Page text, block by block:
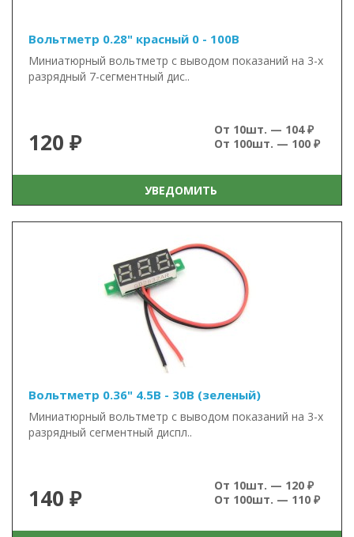
Вольтметр 0.28" красный 0 - 100В
Миниатюрный вольтметр с выводом показаний на 3-х
разрядный 7-сегментный дис..
120 ₽
От 10шт. — 104 ₽
От 100шт. — 100 ₽
УВЕДОМИТЬ
Вольтметр 0.36" 4.5В - 30В (зеленый)
Миниатюрный вольтметр с выводом показаний на 3-х
разрядный сегментный диспл..
140 ₽
От 10шт. — 120 ₽
От 100шт. — 110 ₽